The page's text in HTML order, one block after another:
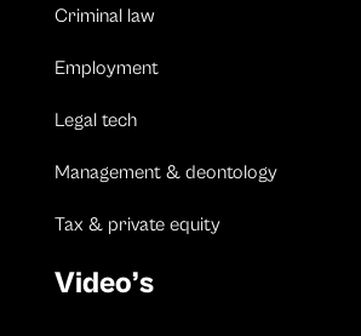
Criminal law
Employment
Legal tech
Management & deontology
Tax & private equity
Video’s